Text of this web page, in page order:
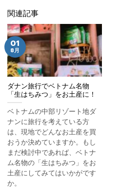
関連記事
ダナン旅行でベトナム名物
「生はちみつ」をお土産に！
ベトナムの中部リゾート地ダ
ナンに旅行を考えている方
は、現地でどんなお土産を買
おうか決めていますか。もし
まだ検討中であれば、ベトナ
ム名物の「生はちみつ」をお
土産にしてみてはいかがです
か。
01
8月